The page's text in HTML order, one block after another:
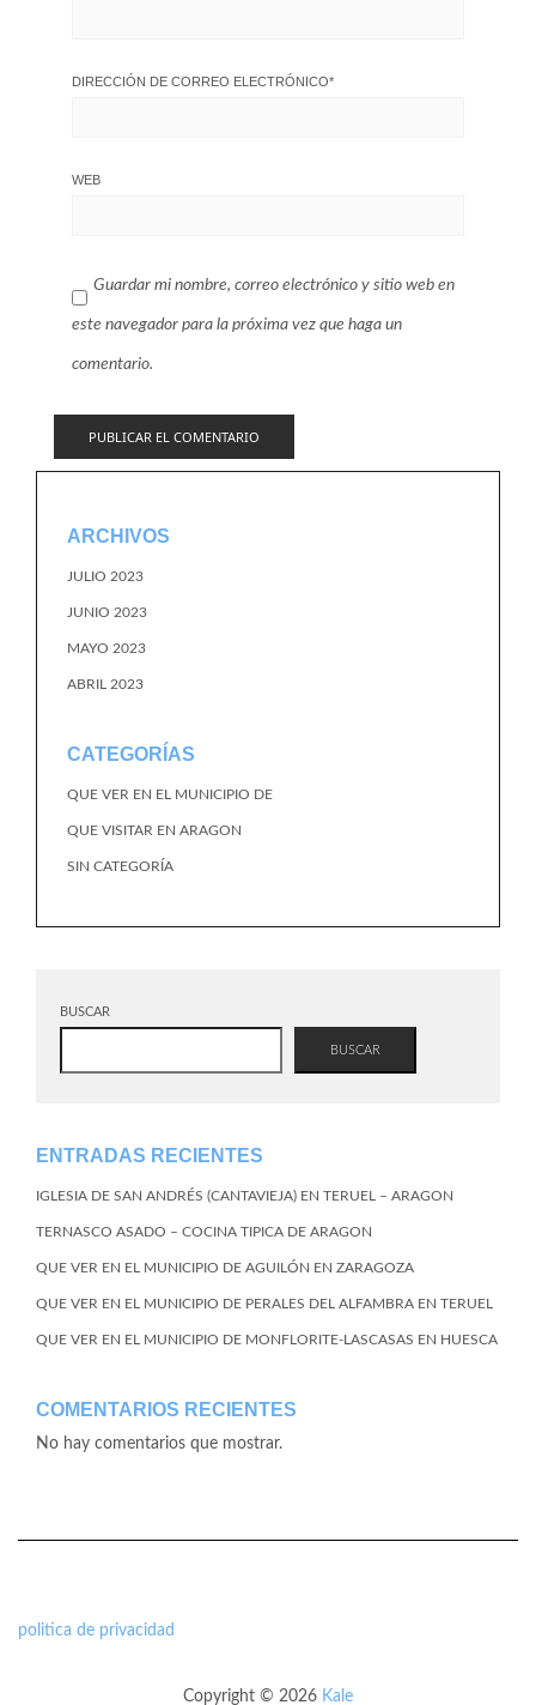
DIRECCIÓN DE CORREO ELECTRÓNICO*
WEB
Guardar mi nombre, correo electrónico y sitio web en
este navegador para la próxima vez que haga un
comentario.
ARCHIVOS
JULIO 2023
JUNIO 2023
MAYO 2023
ABRIL 2023
CATEGORÍAS
QUE VER EN EL MUNICIPIO DE
QUE VISITAR EN ARAGON
SIN CATEGORÍA
BUSCAR
BUSCAR
ENTRADAS RECIENTES
IGLESIA DE SAN ANDRÉS (CANTAVIEJA) EN TERUEL – ARAGON
TERNASCO ASADO – COCINA TIPICA DE ARAGON
QUE VER EN EL MUNICIPIO DE AGUILÓN EN ZARAGOZA
QUE VER EN EL MUNICIPIO DE PERALES DEL ALFAMBRA EN TERUEL
QUE VER EN EL MUNICIPIO DE MONFLORITE-LASCASAS EN HUESCA
COMENTARIOS RECIENTES
No hay comentarios que mostrar.
politica de privacidad
Copyright © 2026 Kale